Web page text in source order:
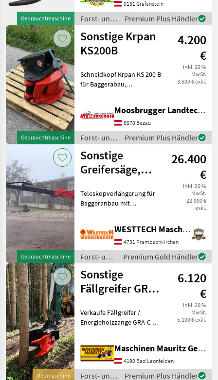
Gebrauchtmaschine
Fällen von Bäumen
entwicke
9131 Grafenstein
Forst- und
Holztechnik
/ JAK
Premium Plus Händler
Gebrauchtmaschine
Sonstige Krpan
KS200B
4.200
€
inkl. 20 %
MwSt.
3.500 € exkl.
Schneidkopf Krpan KS 200 B
für Baggerabau,
200mm, Breite offen
geschlossen 790mm,
Eigengewicht 190kg,
Schneide
Moosbrugger Landtechnik GmbH
6870 Bezau
Forst- und
Holztechnik
/ Sonstige
Premium Plus Händler
Gebrauchtmaschine
Sonstige
Greifersäge,
Holzgreifer für
Bagger
26.400
€
inkl. 20 %
MwSt.
22.000 €
exkl.
Teleskopverlängerung für
Baggeranbau mit
Ausführung für Bagger
zwischen 12 und 20
Tonnen. optimal zum
Aufarbeiten und
WESTTECH Maschinenbau GmbH
4731 Prambachkirchen
Forst- und
Holztechnik
/ Sonstige
Premium Gold Händler
Neumaschine
Sonstige
Fällgreifer GRA-C
6.120
€
inkl. 20 %
MwSt.
5.100 € exkl.
Verkaufe Fällgreifer /
Energieholzzange GRA-C 30
es wird nur ein
Doppelwirkender Kreis
benötigt, Messer
Maschinen Mauritz GesmbH
4190 Bad Leonfelden
Forst- und
Premium Plus Händler